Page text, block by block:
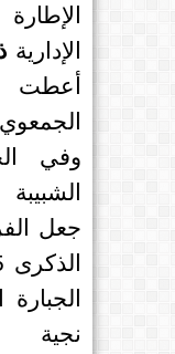
الإدارية
أعطت
وفي
جعل
نجية